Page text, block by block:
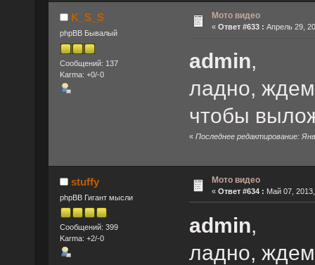
K_S_S
phpBB Бывалый
Сообщений: 137
Karma: +0/-0
Мото видео
« Ответ #633 : Апрель 29,
admin,
ладно,
чтобы
« Последнее редактирование:
stuffy
phpBB Гигант мысли
Сообщений: 399
Karma: +2/-0
Мото видео
« Ответ #634 : Май 07,
admin,
ладно,